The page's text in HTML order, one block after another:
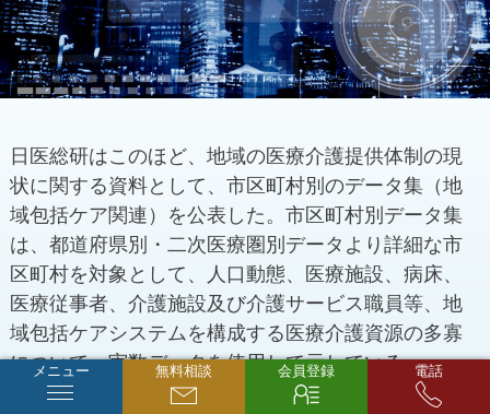
日医総研はこのほど、地域の医療介護提供体制の現
状に関する資料として、市区町村別のデータ集（地
域包括ケア関連）を公表した。市区町村別データ集
は、都道府県別・二次医療圏別データより詳細な市
区町村を対象として、人口動態、医療施設、病床、
医療従事者、介護施設及び介護サービス職員等、地
域包括ケアシステムを構成する医療介護資源の多寡
について、実数データを使用して示している。
メニュー 無料相談 会員登録 電話